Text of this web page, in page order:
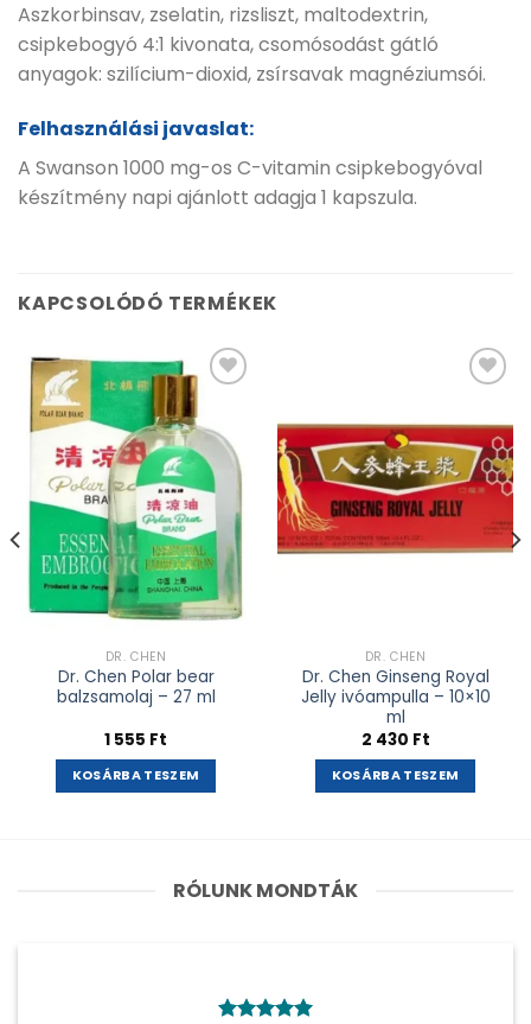
Aszkorbinsav, zselatin, rizsliszt, maltodextrin,
csipkebogyó 4:1 kivonata, csomósodást gátló
anyagok: szilícium-dioxid, zsírsavak magnéziumsói.
Felhasználási javaslat:
A Swanson 1000 mg-os C-vitamin csipkebogyóval
készítmény napi ajánlott adagja 1 kapszula.
KAPCSOLÓDÓ TERMÉKEK
Kívánságlistához
adás
DR. CHEN
Dr. Chen Polar bear
balzsamolaj – 27 ml
1 555 Ft
KOSÁRBA TESZEM
DR. CHEN
Dr. Chen Ginseng Royal
Jelly ivóampulla – 10×10
ml
2 430 Ft
KOSÁRBA TESZEM
RÓLUNK MONDTÁK